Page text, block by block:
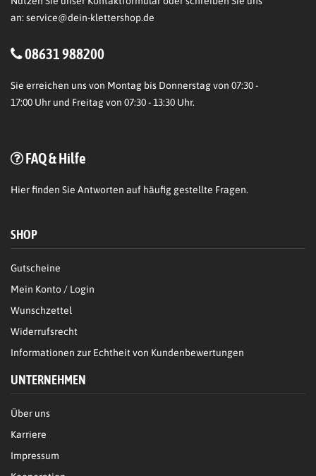
an: service@dein-klettershop.de
08631 988200
Sie erreichen uns von Montag bis Donnerstag von 07:30 -
17:00 Uhr und Freitag von 07:30 - 13:30 Uhr.
FAQ & Hilfe
Hierfinden Sie Antworten auf häufig gestellte Fragen.
SHOP
Gutscheine
Mein Konto / Login
Wunschzettel
Widerrufsrecht
Informationen zur Echtheit von Kundenbewertungen
UNTERNEHMEN
Über uns
Karriere
Impressum